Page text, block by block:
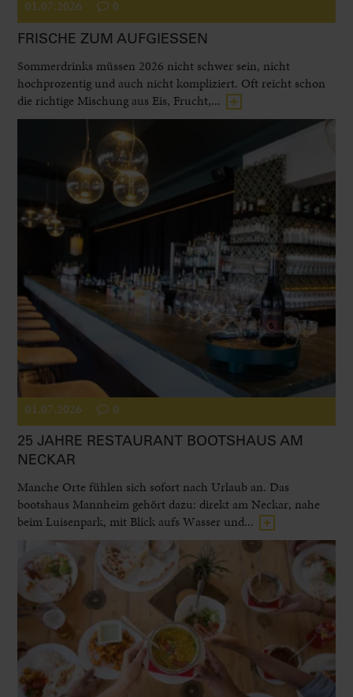
01.07.2026 0
FRISCHE ZUM AUFGIESSEN
Sommerdrinks müssen 2026 nicht schwer sein, nicht
hochprozentig und auch nicht kompliziert. Oft reicht schon
die richtige Mischung aus Eis, Frucht,...
01.07.2026 0
25 JAHRE RESTAURANT BOOTSHAUS AM
NECKAR
Manche Orte fühlen sich sofort nach Urlaub an. Das
bootshaus Mannheim gehört dazu: direkt am Neckar, nahe
beim Luisenpark, mit Blick aufs Wasser und...